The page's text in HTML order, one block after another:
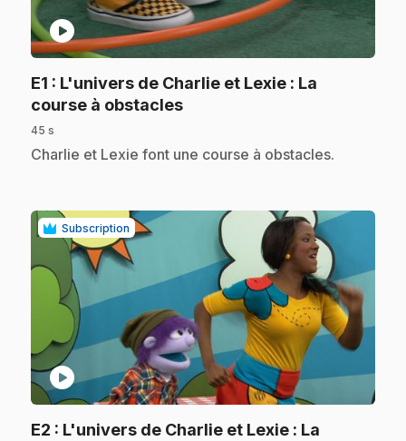
play_circle
E1 : L'univers de Charlie et Lexie : La
course à obstacles.
45 s
.Charlie et Lexie font une course à obstacles.
Subscription
play_circle
E2 : L'univers de Charlie et Lexie : La